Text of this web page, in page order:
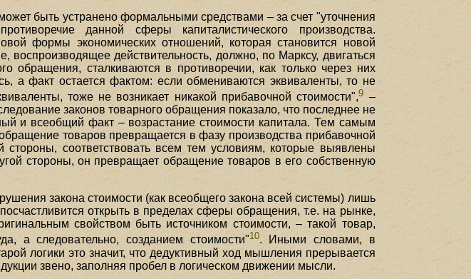
быть устранено формальными средствами – за счет "уточнения
данной сферы капиталистического производства.
формы экономических отношений, которая становится новой
действительность, должно, по Марксу, двигаться
обращения, сталкиваются в противоречии, как только через них
а факт остается фактом: если обмениваются эквиваленты, то не
тоже не возникает никакой прибавочной стоимости",9–
законов товарного обращения показало, что последнее не
и всеобщий факт – возрастание стоимости капитала. Тем самым
товаров превращается в фазу производства прибавочной
соответствовать всем тем условиям, которые выявлены
стороны, он превращает обращение товаров в его собственную
закона стоимости (как всеобщего закона всей системы) лишь
открыть в пределах сферы обращения, т.е. на рынке,
свойством быть источником стоимости, – такой товар,
а следовательно, созданием стоимости"10. Иными словами, в
логики это значит, что дедуктивный ход мышления прерывается
звено, заполняя пробел в логическом движении мысли.